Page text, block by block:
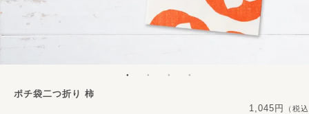
ポチ袋二つ折り 柿
1,045円
（税